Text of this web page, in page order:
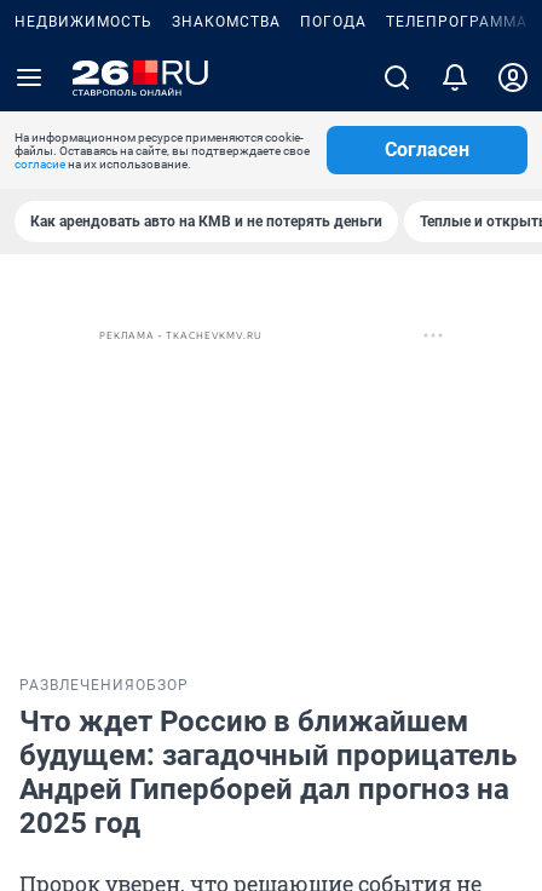
НЕДВИЖИМОСТЬ ЗНАКОМСТВА ПОГОДА ТЕЛЕПРОГРАММА
На информационном ресурсе применяются cookie-
файлы. Оставаясь на сайте, вы подтверждаете свое
согласиена их использование.
Согласен
Как арендовать авто на КМВ и не потерять деньги Теплые и
РЕКЛАМА • TKACHEVKMV.RU
РАЗВЛЕЧЕНИЯ ОБЗОР
Что ждет Россию в ближайшем
будущем: загадочный прорицатель
Андрей Гиперборей дал прогноз на
2025 год
Пророк уверен, что решающие события не